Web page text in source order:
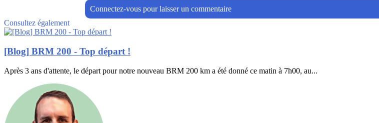
Connectez-vous pour laisser un commentaire
Consultez également
[Blog] BRM 200 - Top départ !
Après 3 ans d'attente, le départ pour notre nouveau BRM 200 km a été donné ce matin à 7h00, au...